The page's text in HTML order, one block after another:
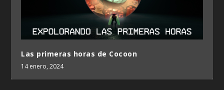
Las primeras horas de Cocoon
14 enero, 2024